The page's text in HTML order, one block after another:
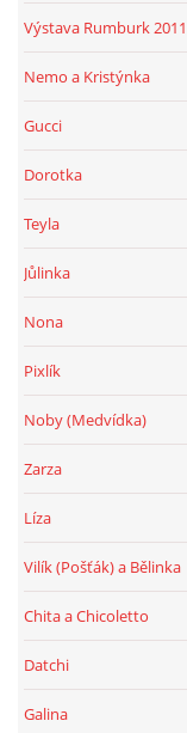
Výstava Rumburk 2011
Nemo a Kristýnka
Gucci
Dorotka
Teyla
Jůlinka
Nona
Pixlík
Noby (Medvídka)
Zarza
Líza
Vilík (Pošťák) a Bělinka
Chita a Chicoletto
Datchi
Galina